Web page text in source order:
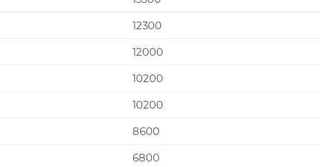
12300
12000
10200
10200
8600
6800